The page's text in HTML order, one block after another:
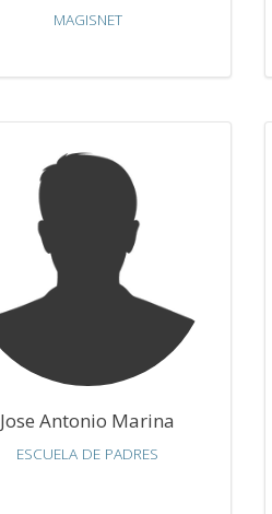
MAGISNET
Jose Antonio Marina
ESCUELA DE PADRES